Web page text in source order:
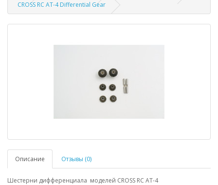
СROSS RC AT-4 Differential Gear
Описание Отзывы (0)
Шестерни дифференциала моделей CROSS RC AT-4